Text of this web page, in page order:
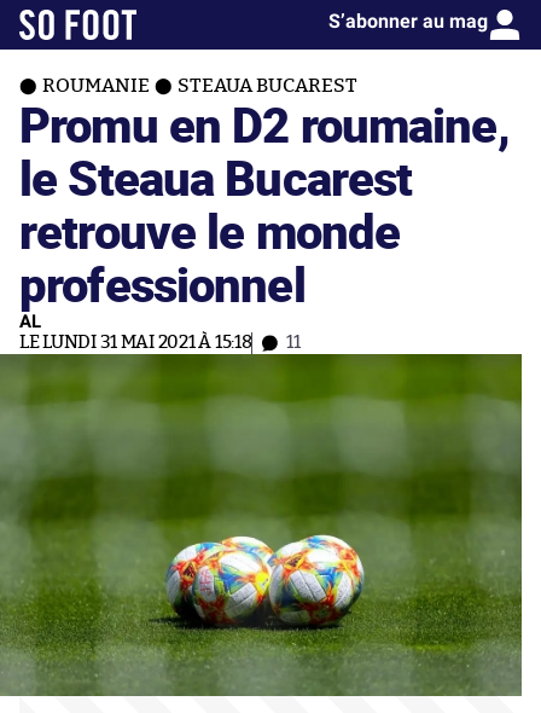
S’abonner au mag
ROUMANIE STEAUA BUCAREST
Promu en D2 roumaine,
le Steaua Bucarest
retrouve le monde
professionnel
AL
LE LUNDI 31 MAI 2021 À 15:18 11